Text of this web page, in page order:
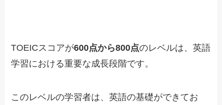
TOEICスコアが600点から800点のレベルは、英語
学習における重要な成長段階です。
このレベルの学習者は、英語の基礎ができてお